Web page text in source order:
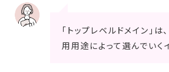
「トップレベルドメイン」は
用用途によって選んでいく